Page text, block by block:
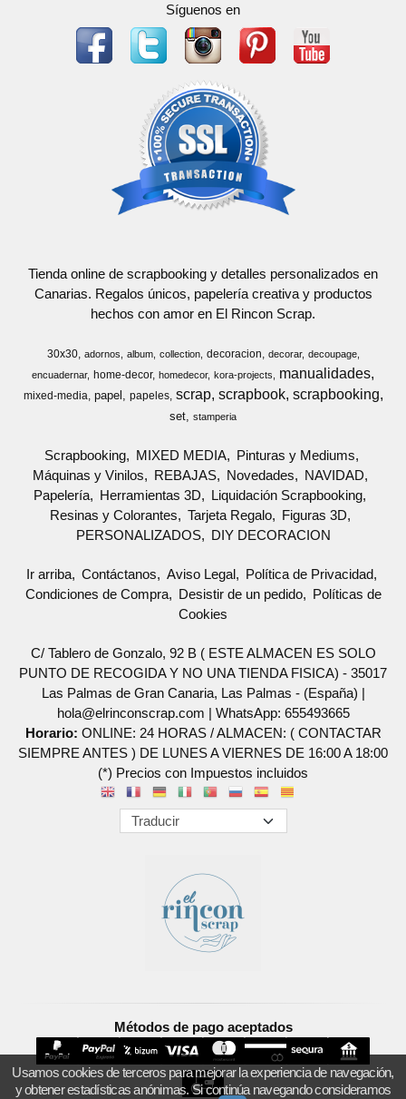
Síguenos en
Tienda online de scrapbooking y detalles personalizados en
Canarias. Regalos únicos, papelería creativa y productos
hechos con amor en El Rincon Scrap.
30x30 adornos album collection decoracion decorar
decoupage
encuadernar home-decor homedecor kora-projects manualidades
mixed-media papel papeles scrap scrapbook scrapbooking
set stamperia
Scrapbooking MIXED MEDIA
Pinturas y Mediums
Máquinas y Vinilos
REBAJAS Novedades
NAVIDAD
Papelería
Herramientas 3D
Liquidación Scrapbooking
Resinas y Colorantes
Tarjeta Regalo
Figuras 3D
PERSONALIZADOS
DIY DECORACION
Ir arriba Contáctanos Aviso Legal
Política de Privacidad
Condiciones de Compra
Desistir de un pedido
Políticas de
Cookies
C/ Tablero de Gonzalo, 92 B ( ESTE ALMACEN ES SOLO
PUNTO DE RECOGIDA Y NO UNA TIENDA FISICA) - 35017
Las Palmas de Gran Canaria, Las Palmas - (España) |
hola@elrinconscrap.com | WhatsApp: 655493665
Horario: ONLINE: 24 HORAS / ALMACEN: ( CONTACTAR
SIEMPRE ANTES ) DE LUNES A VIERNES DE 16:00 A 18:00
(*) Precios con Impuestos incluidos
Métodos de pago aceptados
Usamos cookies de terceros para mejorar la experiencia de navegación,
y obtener estadísticas anónimas. Si continúa navegando consideramos